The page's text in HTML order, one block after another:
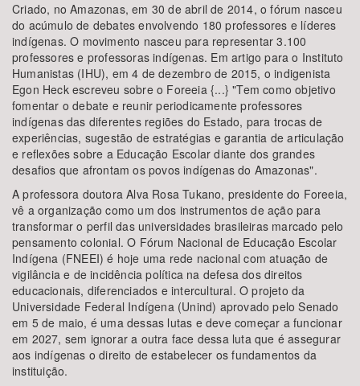
Criado, no Amazonas, em 30 de abril de 2014, o fórum nasceu
do acúmulo de debates envolvendo 180 professores e líderes
indígenas. O movimento nasceu para representar 3.100
professores e professoras indígenas. Em artigo para o Instituto
Humanistas (IHU), em 4 de dezembro de 2015, o indigenista
Egon Heck escreveu sobre o Foreeia {...} "Tem como objetivo
fomentar o debate e reunir periodicamente professores
indígenas das diferentes regiões do Estado, para trocas de
experiências, sugestão de estratégias e garantia de articulação
e reflexões sobre a Educação Escolar diante dos grandes
desafios que afrontam os povos indígenas do Amazonas".
A professora doutora Alva Rosa Tukano, presidente do Foreeia,
vê a organização como um dos instrumentos de ação para
transformar o perfil das universidades brasileiras marcado pelo
pensamento colonial. O Fórum Nacional de Educação Escolar
Indígena (FNEEI) é hoje uma rede nacional com atuação de
vigilância e de incidência política na defesa dos direitos
educacionais, diferenciados e intercultural. O projeto da
Universidade Federal Indígena (Unind) aprovado pelo Senado
em 5 de maio, é uma dessas lutas e deve começar a funcionar
em 2027, sem ignorar a outra face dessa luta que é assegurar
aos indígenas o direito de estabelecer os fundamentos da
instituição.